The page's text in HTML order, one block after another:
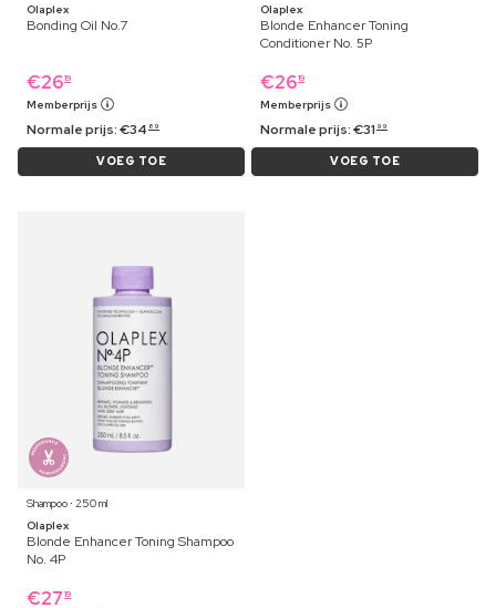
Olaplex
Bonding Oil No.7
€2619
Memberprijs
Normale prijs:€34 89
VOEG TOE
Olaplex
Blonde Enhancer Toning
Conditioner No. 5P
€2619
Memberprijs
Normale prijs:€31 99
VOEG TOE
Shampoo ⋅ 250 ml
Olaplex
Blonde Enhancer Toning Shampoo
No. 4P
€27 19